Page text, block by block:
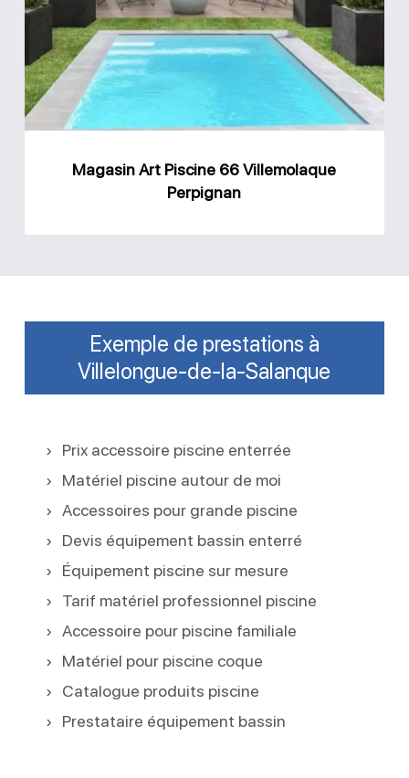
66
Villemolaque
Magasin Art Piscine 66 Villemolaque
Perpignan
Exemple de prestations à
Villelongue-de-la-Salanque
Prix accessoire piscine enterrée
Matériel piscine autour de moi
Accessoires pour grande piscine
Devis équipement bassin enterré
Équipement piscine sur mesure
Tarif matériel professionnel piscine
Accessoire pour piscine familiale
Matériel pour piscine coque
Catalogue produits piscine
Prestataire équipement bassin